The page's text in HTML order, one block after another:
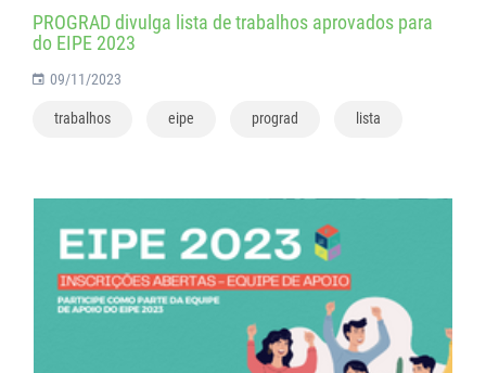
PROGRAD divulga lista de trabalhos aprovados para
do EIPE 2023
09/11/2023
trabalhos eipe prograd lista